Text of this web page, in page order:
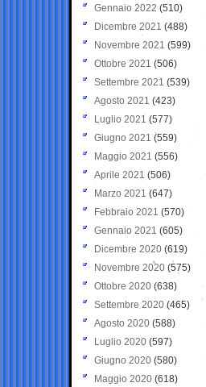
Gennaio 2022 (510)
Dicembre 2021 (488)
Novembre 2021 (599)
Ottobre 2021 (506)
Settembre 2021 (539)
Agosto 2021 (423)
Luglio 2021 (577)
Giugno 2021(559)
Maggio 2021 (556)
Aprile 2021 (506)
Marzo 2021 (647)
Febbraio 2021 (570)
Gennaio 2021 (605)
Dicembre 2020 (619)
Novembre 2020 (575)
Ottobre 2020 (638)
Settembre 2020(465)
Agosto 2020 (588)
Luglio 2020 (597)
Giugno 2020 (580)
Maggio 2020 (618)